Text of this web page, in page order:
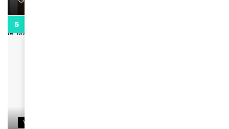
VIDEOS